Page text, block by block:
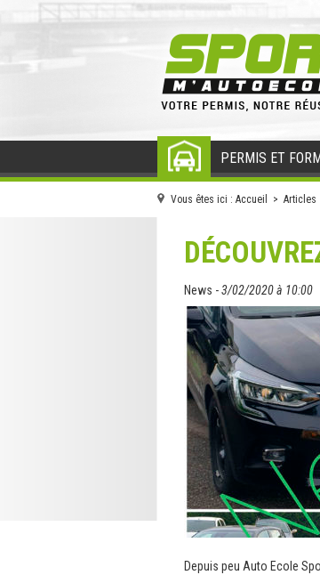
PERMIS ET
Vous êtes ici : Accueil > Articles
News -3/02/2020 à 10:00
Depuis peu Auto Ecole